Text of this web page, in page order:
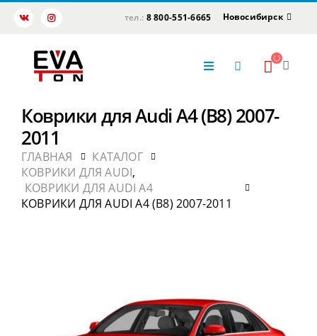
тел.: 8 800-551-6665 Новосибирск
Коврики для Audi A4 (B8) 2007-
2011
ГЛАВНАЯ
КАТАЛОГ
КОВРИКИ ДЛЯ AUDI,
КОВРИКИ ДЛЯ AUDI A4
КОВРИКИ ДЛЯ AUDI A4 (B8) 2007-2011